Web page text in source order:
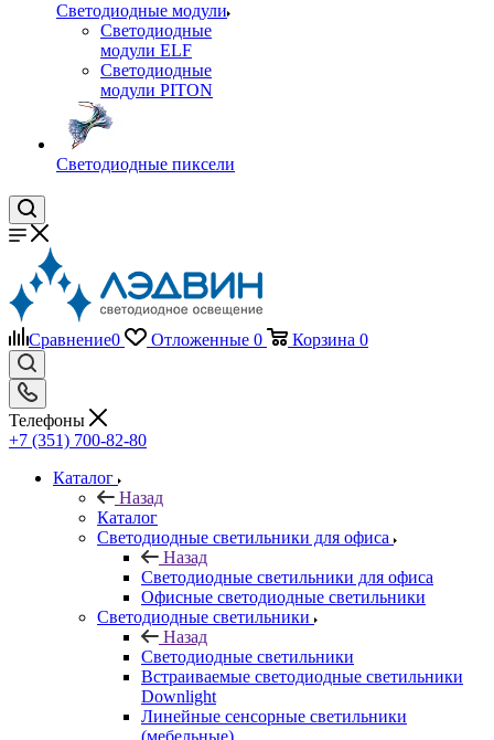
Светодиодные модули
Светодиодные
модули ELF
Светодиодные
модули PITON
Светодиодные пиксели
Сравнение0 Отложенные 0 Корзина 0
Телефоны
+7 (351) 700-82-80
Каталог
Назад
Каталог
Светодиодные светильники для офиса
Назад
Светодиодные светильники для офиса
Офисные светодиодные светильники
Светодиодные светильники
Назад
Светодиодные светильники
Встраиваемые светодиодные светильники
Downlight
Линейные сенсорные светильники
(мебельные)